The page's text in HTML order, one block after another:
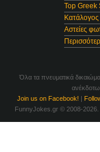
Top Greek
Κατάλογος
Αστείες
Όλα τα πνευματικά
Join us on Facebook! |
FunnyJokes.gr © 2008-2026.